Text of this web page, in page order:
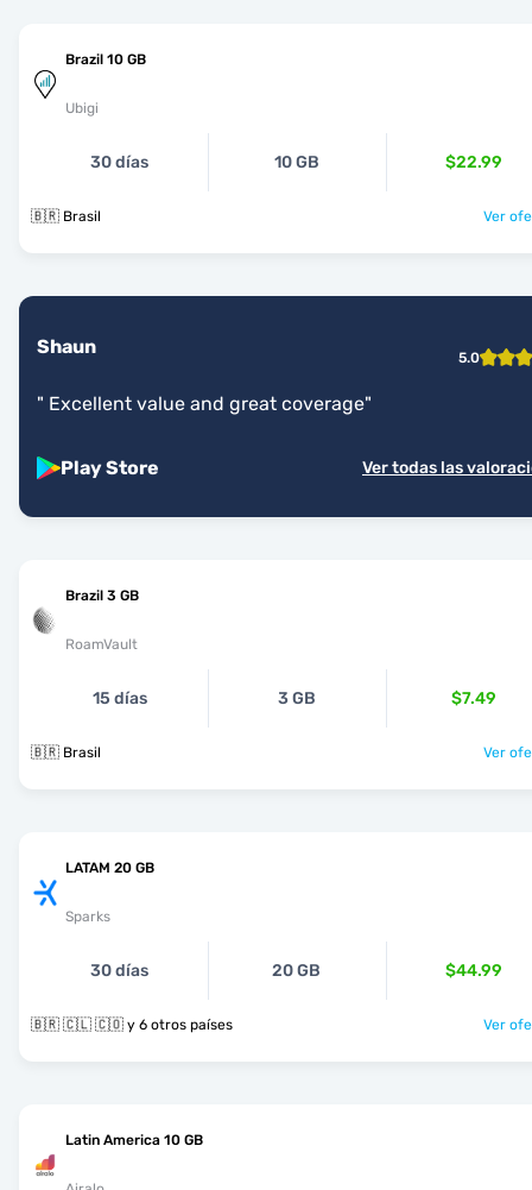
Brazil 10 GB
Ubigi
30 días 10 GB $22.99
🇧🇷 Brasil Ver
Shaun 5.0
" Excellent value and great coverage"
Play Store Ver todas las
Brazil 3 GB
RoamVault
15 días 3 GB $7.49
🇧🇷 Brasil Ver
LATAM 20 GB
Sparks
30 días 20 GB $44.99
🇧🇷 🇨🇱 🇨🇴 y 6 otros países Ver
Latin America 10 GB